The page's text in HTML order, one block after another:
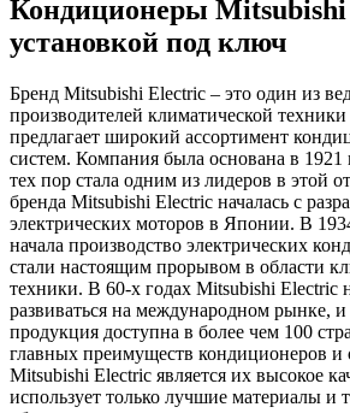
Кондиционеры
установкой под ключ
Бренд Mitsubishi Electric – это один из
производителей климатической
предлагает широкий ассортимент
систем. Компания была основана в
тех пор стала одним из лидеров в этой
бренда Mitsubishi Electric началась с
электрических моторов в Японии. В
начала производство электрических
стали настоящим прорывом в области
техники. В 60-х годах Mitsubishi Electric
развиваться на международном рынке, и
продукция доступна в более чем 100
главных преимуществ кондиционеров и
Mitsubishi Electric является их высокое
использует только лучшие материалы и